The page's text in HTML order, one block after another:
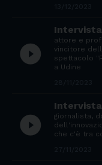
play_circle_filled
attore e
vincitore
spettacolo
a Udine
play_circle_filled
giornalista,
che c'è tra